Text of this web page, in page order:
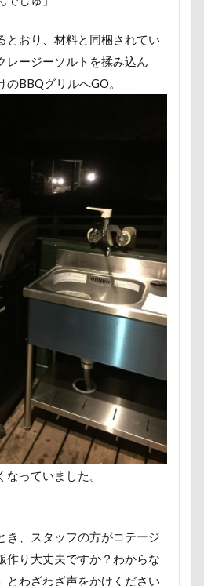
とおり、材料と同梱されてい
レージーソルトを揉み込ん
BBQグリルへGO。
っていました。
き、スタッフの方がコテージ
作り大丈夫ですか？わからな
とわざわざ声をかけください
アイムス
リカンコッカー
アンジェロくん
イチゴ
ペットショップ
アールくん
アリスちゃん
アルマくん
アル3才
アル2才
アイちゃん
ヴィレッジ
まんじゅう
よくばり
ゆずちゃん
ゆきちゃん
ももちゃん
もってこい
のくファーム
まろくん
ちゃん
まるで敷物
ゃん
まなちゃん
むねくん
まいたけちゃん
ん
りえちゃん
ん
れんちゃん
祖母 るな父
るな母